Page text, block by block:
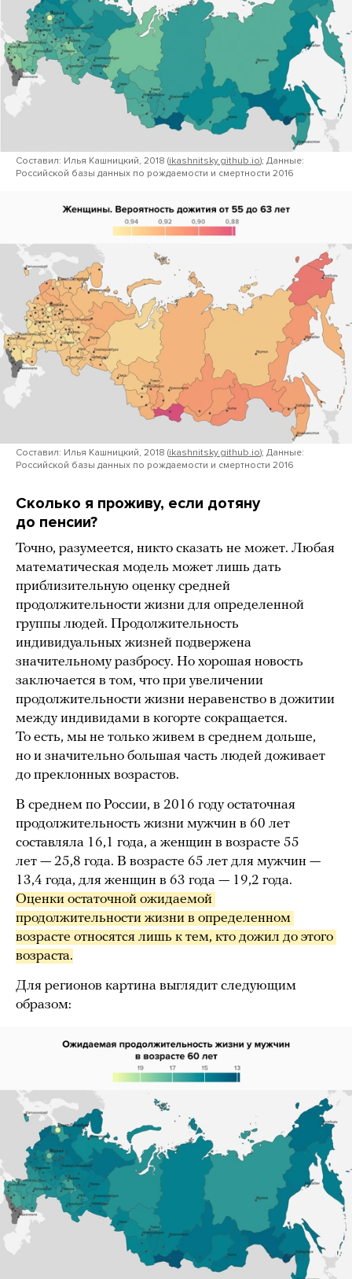
Составил: Илья Кашницкий, 2018 (ikashnitsky.github.io); Данные:
Российской базы данных по рождаемости и смертности 2016
Составил: Илья Кашницкий, 2018 (ikashnitsky.github.io); Данные:
Российской базы данных по рождаемости и смертности 2016
Сколько я проживу, если дотяну
до пенсии?
Точно, разумеется, никто сказать не может. Любая
математическая модель может лишь дать
приблизительную оценку средней
продолжительности жизни для определенной
группы людей. Продолжительность
индивидуальных жизней подвержена
значительному разбросу. Но хорошая новость
заключается в том, что при увеличении
продолжительности жизни неравенство в дожитии
между индивидами в когорте сокращается.
То есть, мы не только живем в среднем дольше,
но и значительно большая часть людей доживает
до преклонных возрастов.
В среднем по России, в 2016 году остаточная
продолжительность жизни мужчин в 60 лет
составляла 16,1 года, а женщин в возрасте 55
лет — 25,8 года. В возрасте 65 лет для мужчин —
13,4 года, для женщин в 63 года — 19,2 года.
Оценки остаточной ожидаемой
продолжительности жизни в определенном
возрасте относятся лишь к тем, кто дожил до этого
возраста.
Для регионов картина выглядит следующим
образом: